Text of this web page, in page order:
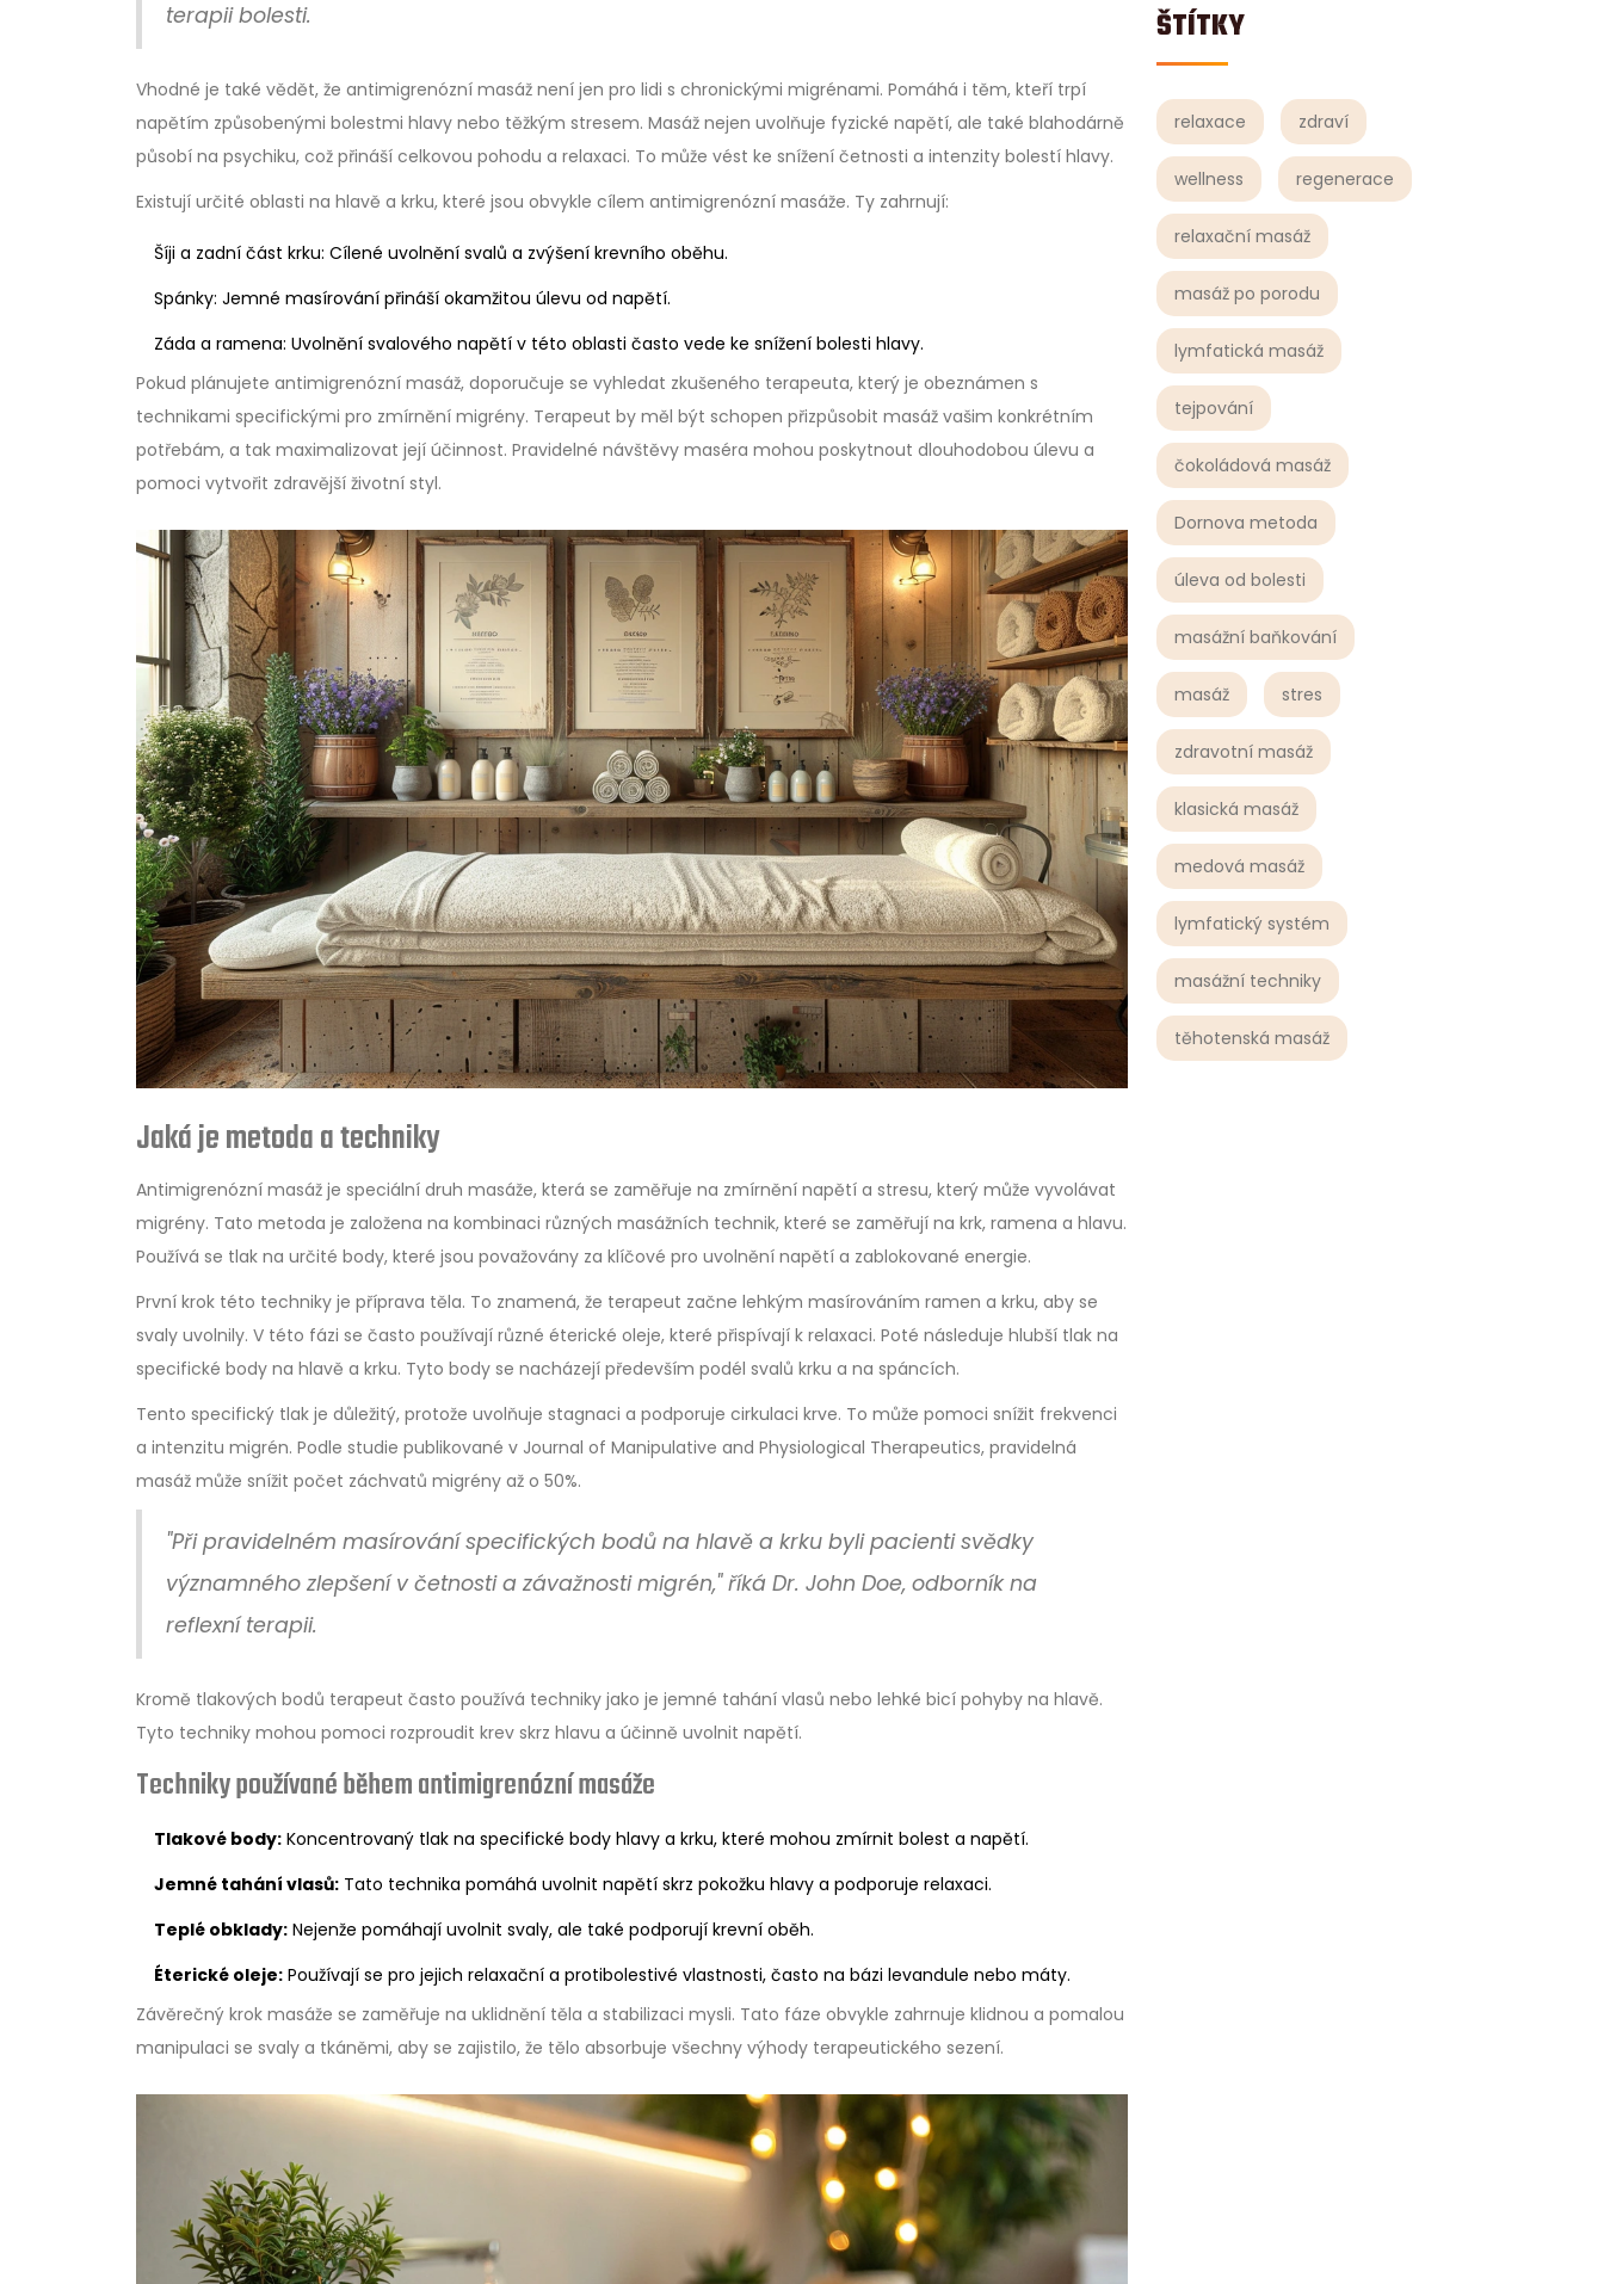
ŠTÍTKY
relaxace zdraví
wellness regenerace
relaxační masáž
masáž po porodu
lymfatická masáž
tejpování
čokoládová masáž
Dornova metoda
úleva od bolesti
masážní baňkování
masáž stres
zdravotní masáž
klasická masáž
medová masáž
lymfatický systém
masážní techniky
těhotenská masáž
terapii bolesti.
Vhodné je také vědět, že antimigrenózní masáž není jen pro lidi s chronickými migrénami. Pomáhá i těm, kteří trpí
napětím způsobenými bolestmi hlavy nebo těžkým stresem. Masáž nejen uvolňuje fyzické napětí, ale také blahodárně
působí na psychiku, což přináší celkovou pohodu a relaxaci. To může vést ke snížení četnosti a intenzity bolestí hlavy.
Existují určité oblasti na hlavě a krku, které jsou obvykle cílem antimigrenózní masáže. Ty zahrnují:
Šíji a zadní část krku: Cílené uvolnění svalů a zvýšení krevního oběhu.
Spánky: Jemné masírování přináší okamžitou úlevu od napětí.
Záda a ramena: Uvolnění svalového napětí v této oblasti často vede ke snížení bolesti hlavy.
Pokud plánujete antimigrenózní masáž, doporučuje se vyhledat zkušeného terapeuta, který je obeznámen s
technikami specifickými pro zmírnění migrény. Terapeut by měl být schopen přizpůsobit masáž vašim konkrétním
potřebám, a tak maximalizovat její účinnost. Pravidelné návštěvy maséra mohou poskytnout dlouhodobou úlevu a
pomoci vytvořit zdravější životní styl.
Jaká je metoda a techniky
Antimigrenózní masáž je speciální druh masáže, která se zaměřuje na zmírnění napětí a stresu, který může vyvolávat
migrény. Tato metoda je založena na kombinaci různých masážních technik, které se zaměřují na krk, ramena a hlavu.
Používá se tlak na určité body, které jsou považovány za klíčové pro uvolnění napětí a zablokované energie.
První krok této techniky je příprava těla. To znamená, že terapeut začne lehkým masírováním ramen a krku, aby se
svaly uvolnily. V této fázi se často používají různé éterické oleje, které přispívají k relaxaci. Poté následuje hlubší tlak na
specifické body na hlavě a krku. Tyto body se nacházejí především podél svalů krku a na spáncích.
Tento specifický tlak je důležitý, protože uvolňuje stagnaci a podporuje cirkulaci krve. To může pomoci snížit frekvenci
a intenzitu migrén. Podle studie publikované v Journal of Manipulative and Physiological Therapeutics, pravidelná
masáž může snížit počet záchvatů migrény až o 50%.
"Při pravidelném masírování specifických bodů na hlavě a krku byli pacienti svědky
významného zlepšení v četnosti a závažnosti migrén," říká Dr. John Doe, odborník na
reflexní terapii.
Kromě tlakových bodů terapeut často používá techniky jako je jemné tahání vlasů nebo lehké bicí pohyby na hlavě.
Tyto techniky mohou pomoci rozproudit krev skrz hlavu a účinně uvolnit napětí.
Techniky používané během antimigrenózní masáže
Tlakové body: Koncentrovaný tlak na specifické body hlavy a krku, které mohou zmírnit bolest a napětí.
Jemné tahání vlasů: Tato technika pomáhá uvolnit napětí skrz pokožku hlavy a podporuje relaxaci.
Teplé obklady: Nejenže pomáhají uvolnit svaly, ale také podporují krevní oběh.
Éterické oleje: Používají se pro jejich relaxační a protibolestivé vlastnosti, často na bázi levandule nebo máty.
Závěrečný krok masáže se zaměřuje na uklidnění těla a stabilizaci mysli. Tato fáze obvykle zahrnuje klidnou a pomalou
manipulaci se svaly a tkáněmi, aby se zajistilo, že tělo absorbuje všechny výhody terapeutického sezení.